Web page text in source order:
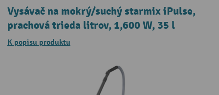
Vysávač na mokrý/suchý starmix iPulse,
prachová trieda litrov, 1,600 W, 35 l
K popisu produktu